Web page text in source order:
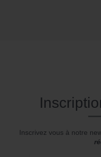
Inscrivez vous à notre